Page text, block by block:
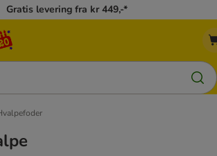
Gratis levering fra kr 449,-*